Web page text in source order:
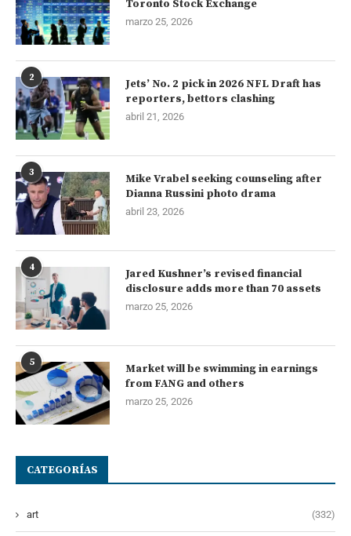
Toronto Stock Exchange
marzo 25, 2026
2
Jets’ No. 2 pick in 2026 NFL Draft has
reporters, bettors clashing
abril 21, 2026
3
Mike Vrabel seeking counseling after
Dianna Russini photo drama
abril 23, 2026
4
Jared Kushner’s revised financial
disclosure adds more than 70 assets
marzo 25, 2026
5
Market will be swimming in earnings
from FANG and others
marzo 25, 2026
CATEGORÍAS
art (332)